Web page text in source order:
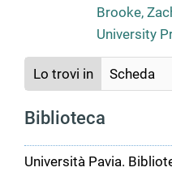
documento
Brooke,
University
Lo trovi in Scheda
Biblioteca
Università Pavia.